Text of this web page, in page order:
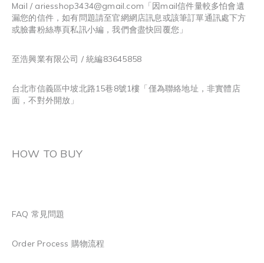
Mail / ariesshop3434@gmail.com 「因mail信件量較多怕會遺
漏您的信件，如有問題請至官網網店訊息或該筆訂單通訊處下方
或臉書粉絲專頁私訊小編，我們會盡快回覆您」
至浩興業有限公司 / 統編83645858
台北市信義區中坡北路15巷8號1樓「僅為聯絡地址，非實體店
面，不對外開放」
HOW TO BUY
FAQ 常見問題
Order Process 購物流程